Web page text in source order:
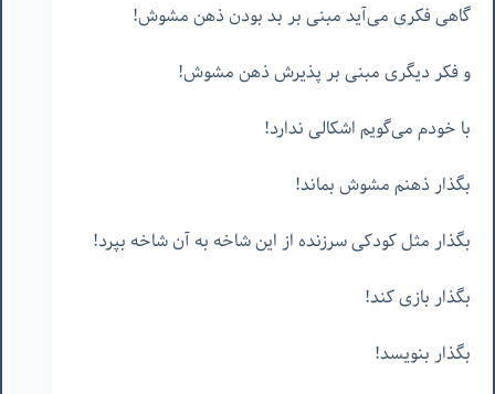
گاهی فکری می‌آید مبنی بر بد بودن ذهن مشوش!
و فکر دیگری مبنی بر پذیرش ذهن مشوش!
با خودم می‌گویم اشکالی ندارد!
بگذار ذهنم مشوش بماند!
بگذار مثل کودکی سرزنده از این شاخه به آن شاخه بپرد!
بگذار بازی کند!
بگذار بنویسد!